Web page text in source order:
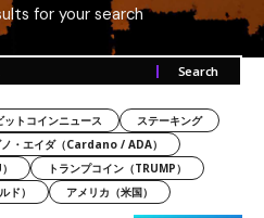
for your search
ットコインニュース
ステーキング
ノ・エイダ（Cardano / ADA）
トランプコイン（TRUMP）
ド）
アメリカ（米国）